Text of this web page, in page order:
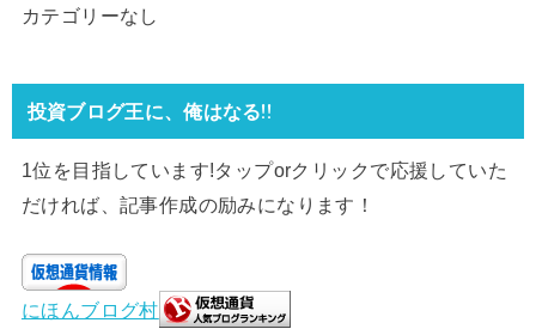
カテゴリーなし
投資ブログ王に、俺はなる!!
1位を目指しています!タップorクリックで応援していた
だければ、記事作成の励みになります！
にほんブログ村